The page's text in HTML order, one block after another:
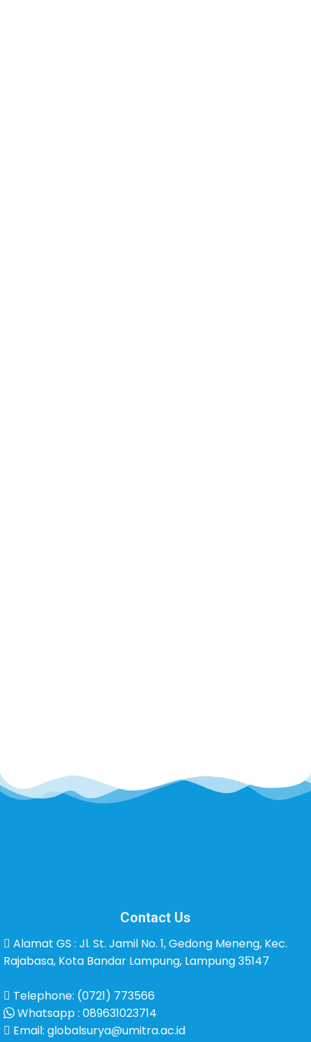
Contact Us
Alamat GS : Jl. St. Jamil No. 1, Gedong Meneng, Kec.
Rajabasa, Kota Bandar Lampung, Lampung 35147
Telephone: (0721) 773566
Whatsapp : 089631023714
Email: globalsurya@umitra.ac.id